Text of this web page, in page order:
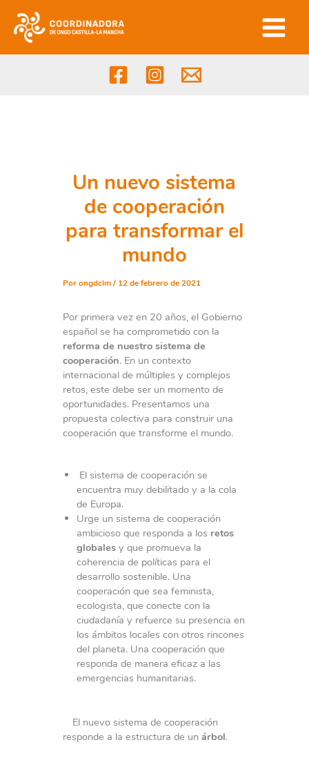
contenido
Un nuevo sistema
de cooperación
para transformar el
mundo
Porongdclm/ 12 de febrero de 2021
Por primera vez en 20 años, el Gobierno
español se ha comprometido con la
reforma de nuestro sistema de
cooperación. En un contexto
internacional de múltiples y complejos
retos, este debe ser un momento de
oportunidades. Presentamos una
propuesta colectiva para construir una
cooperación que transforme el mundo.
El sistema de cooperación se
encuentra muy debilitado y a la cola
de Europa.
Urge un sistema de cooperación
ambicioso que responda a los retos
globalesy que promueva la
coherencia de políticas para el
desarrollo sostenible. Una
cooperación que sea feminista,
ecologista, que conecte con la
ciudadanía y refuerce su presencia en
los ámbitos locales con otros rincones
del planeta. Una cooperación que
responda de manera eficaz a las
emergencias humanitarias.
El nuevo sistema de cooperación
responde a la estructura de un árbol.